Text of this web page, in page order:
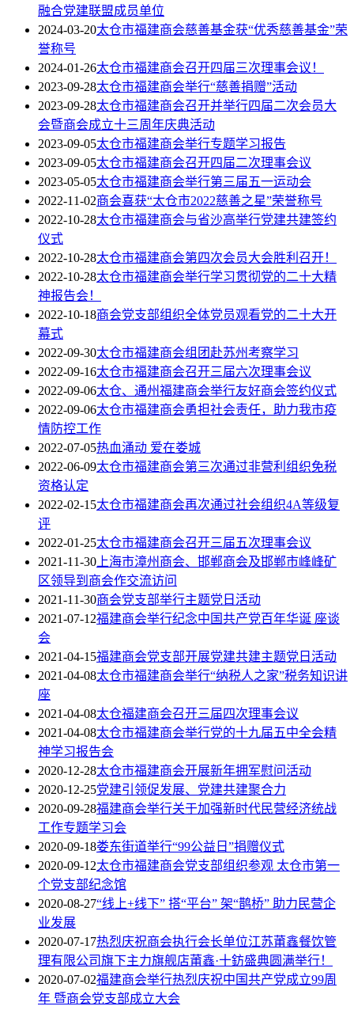
融合党建联盟成员单位
2024-03-20太仓市福建商会慈善基金获“优秀慈善基金”荣
誉称号
2024-01-26太仓市福建商会召开四届三次理事会议！
2023-09-28太仓市福建商会举行“慈善捐赠”活动
2023-09-28太仓市福建商会召开并举行四届二次会员大
会暨商会成立十三周年庆典活动
2023-09-05太仓市福建商会举行专题学习报告
2023-09-05太仓市福建商会召开四届二次理事会议
2023-05-05太仓市福建商会举行第三届五一运动会
2022-11-02商会喜获“太仓市2022慈善之星”荣誉称号
2022-10-28太仓市福建商会与省沙高举行党建共建签约
仪式
2022-10-28太仓市福建商会第四次会员大会胜利召开！
2022-10-28太仓市福建商会举行学习贯彻党的二十大精
神报告会！
2022-10-18商会党支部组织全体党员观看党的二十大开
幕式
2022-09-30太仓市福建商会组团赴苏州考察学习
2022-09-16太仓市福建商会召开三届六次理事会议
2022-09-06太仓、通州福建商会举行友好商会签约仪式
2022-09-06太仓市福建商会勇担社会责任，助力我市疫
情防控工作
2022-07-05热血涌动 爱在娄城
2022-06-09太仓市福建商会第三次通过非营利组织免税
资格认定
2022-02-15太仓市福建商会再次通过社会组织4A等级复
评
2022-01-25太仓市福建商会召开三届五次理事会议
2021-11-30上海市漳州商会、邯郸商会及邯郸市峰峰矿
区领导到商会作交流访问
2021-11-30商会党支部举行主题党日活动
2021-07-12福建商会举行纪念中国共产党百年华诞 座谈
会
2021-04-15福建商会党支部开展党建共建主题党日活动
2021-04-08太仓市福建商会举行“纳税人之家”税务知识讲
座
2021-04-08太仓福建商会召开三届四次理事会议
2021-04-08太仓市福建商会举行党的十九届五中全会精
神学习报告会
2020-12-28太仓市福建商会开展新年拥军慰问活动
2020-12-25党建引领促发展、党建共建聚合力
2020-09-28福建商会举行关于加强新时代民营经济统战
工作专题学习会
2020-09-18娄东街道举行“99公益日”捐赠仪式
2020-09-12太仓市福建商会党支部组织参观 太仓市第一
个党支部纪念馆
2020-08-27“线上+线下” 搭“平台” 架“鹊桥” 助力民营企
业发展
2020-07-17热烈庆祝商会执行会长单位江苏莆鑫餐饮管
理有限公司旗下主力旗舰店莆鑫·十鈁盛典圆满举行！
2020-07-02福建商会举行热烈庆祝中国共产党成立99周
年 暨商会党支部成立大会